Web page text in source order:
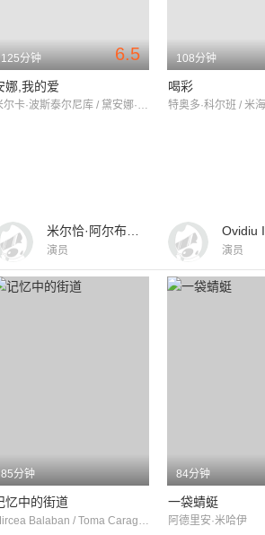
6.5
125分钟
娜,我的爱
米尔卡·波斯泰尔尼库 / 黛安娜·卡娃柳堤 / 卡门·塔纳斯
108分钟
喝彩
演员 演员
85分钟
忆中的街道
Mircea Balaban / Toma Caragiu / Silviu Stanculescu
84分钟
一袋蜻蜓
阿德里安·米哈伊